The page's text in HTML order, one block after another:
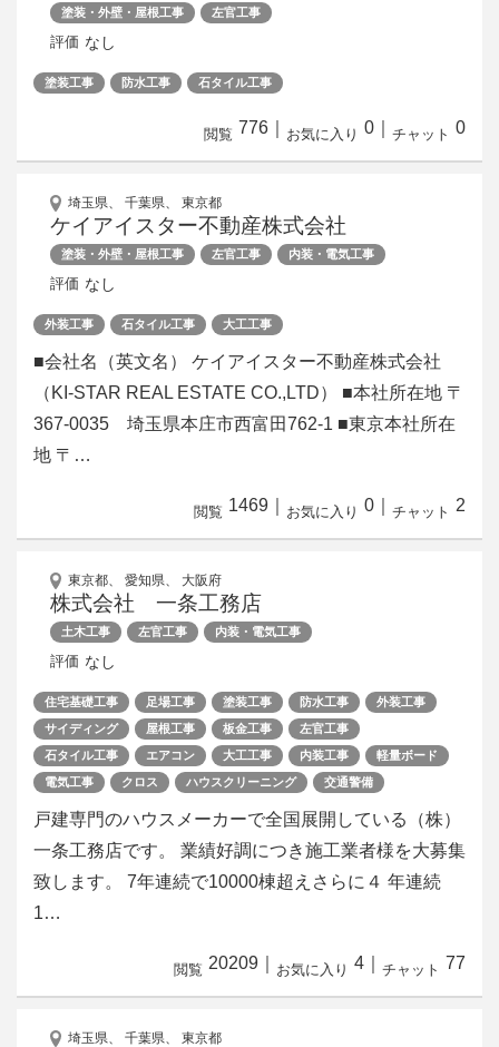
塗装・外壁・屋根工事 左官工事
評価 なし
塗装工事 防水工事 石タイル工事
閲覧 776 お気に入り 0 チャット 0
埼玉県、 千葉県、 東京都
ケイアイスター不動産株式会社
塗装・外壁・屋根工事 左官工事 内装・電気工事
評価 なし
外装工事 石タイル工事 大工工事
■会社名（英文名） ケイアイスター不動産株式会社
（KI-STAR REAL ESTATE CO.,LTD） ■本社所在地 〒
367-0035 埼玉県本庄市西富田762-1 ■東京本社所在
地 〒…
閲覧 1469 お気に入り 0 チャット 2
東京都、 愛知県、 大阪府
株式会社 一条工務店
土木工事 左官工事 内装・電気工事
評価 なし
住宅基礎工事 足場工事 塗装工事 防水工事
外装工事
サイディング
屋根工事 板金工事
左官工事
石タイル工事
エアコン 大工工事 内装工事
軽量ボード
電気工事
クロス ハウスクリーニング 交通警備
戸建専門のハウスメーカーで全国展開している（株）
一条工務店です。 業績好調につき施工業者様を大募集
致します。 7年連続で10000棟超えさらに４ 年連続
1…
閲覧 20209 お気に入り 4 チャット 77
埼玉県、 千葉県、 東京都